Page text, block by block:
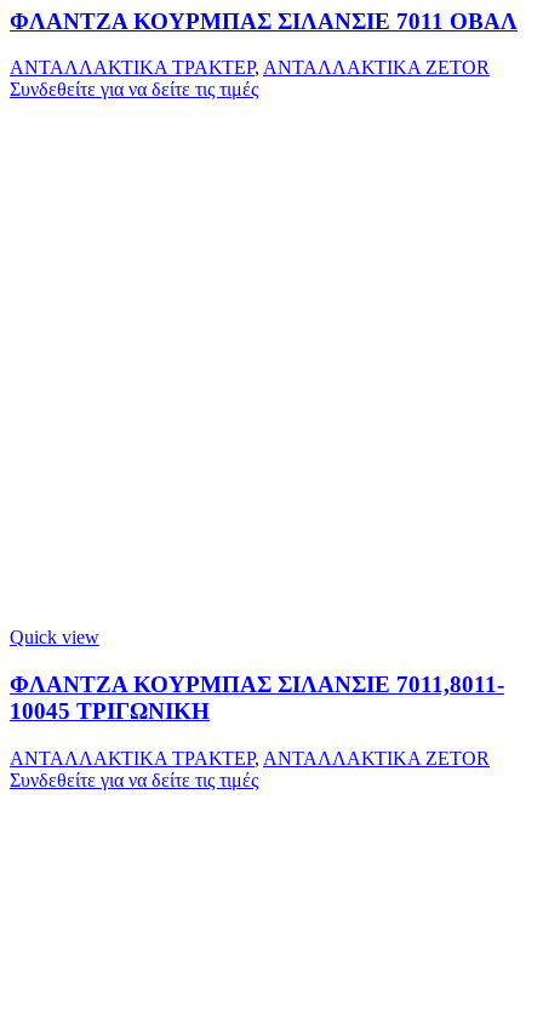
ΦΛΑΝΤΖΑ ΚΟΥΡΜΠΑΣ ΣΙΛΑΝΣΙΕ 7011 ΟΒΑΛ
ΑΝΤΑΛΛΑΚΤΙΚΑ ΤΡΑΚΤΕΡ, ΑΝΤΑΛΛΑΚΤΙΚΑ ZETOR
Συνδεθείτε για να δείτε τις τιμές
Quick view
ΦΛΑΝΤΖΑ ΚΟΥΡΜΠΑΣ ΣΙΛΑΝΣΙΕ 7011,8011-
10045 ΤΡΙΓΩΝΙΚΗ
ΑΝΤΑΛΛΑΚΤΙΚΑ ΤΡΑΚΤΕΡ, ΑΝΤΑΛΛΑΚΤΙΚΑ ZETOR
Συνδεθείτε για να δείτε τις τιμές